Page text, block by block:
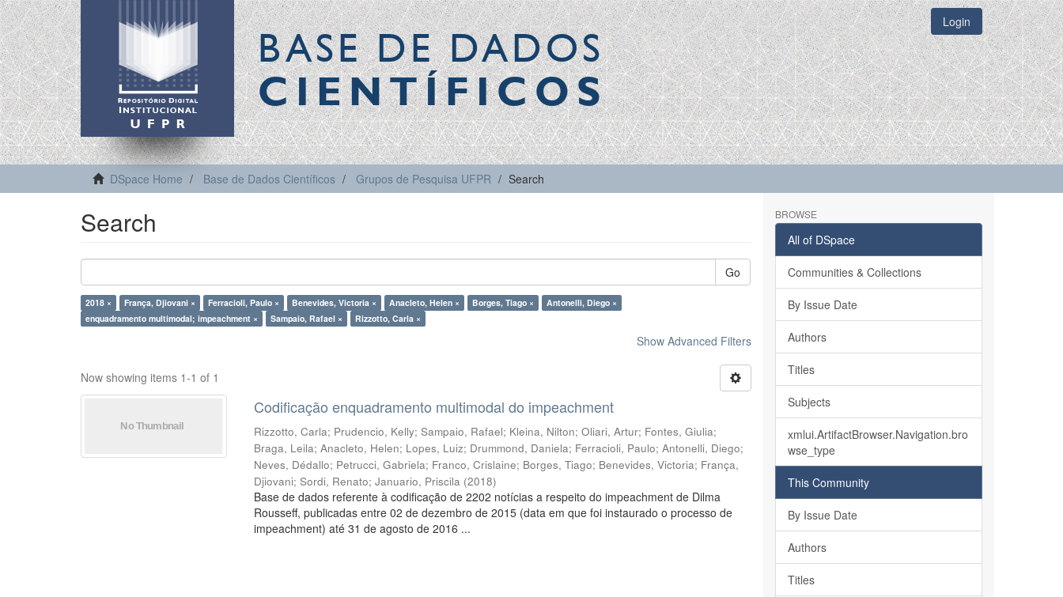
BASE DE DADOS
CIENTÍFICOS
Login
DSpace Home Base de Dados Científicos Grupos de Pesquisa UFPR Search
Search
Go
2018 × França, Djiovani × Ferracioli, Paulo × Benevides, Victoria × Anacleto, Helen × Borges, Tiago ×
Antonelli, Diego ×
enquadramento multimodal; impeachment ×
Sampaio, Rafael × Rizzotto, Carla ×
Show Advanced Filters
Now showing items 1-1 of 1
Codificação enquadramento multimodal do impeachment
Rizzotto, Carla; Prudencio, Kelly;Sampaio, Rafael; Kleina, Nilton;Oliari, Artur; Fontes, Giulia;
Braga, Leila;Anacleto, Helen; Lopes, Luiz; Drummond, Daniela; Ferracioli, Paulo;Antonelli, Diego;
Neves, Dédallo; Petrucci, Gabriela; Franco, Crislaine; Borges, Tiago; Benevides, Victoria; França,
Djiovani;Sordi, Renato;Januario, Priscila (2018)
Base de dados referente à codificação de 2202 notícias a respeito do impeachment de Dilma
Rousseff, publicadas entre 02 de dezembro de 2015 (data em que foi instaurado o processo de
impeachment) até 31 de agosto de 2016 ...
BROWSE
All of DSpace
Communities & Collections
By Issue Date
Authors
Titles
Subjects
xmlui.ArtifactBrowser.Navigation.bro
wse_type
This Community
By Issue Date
Authors
Titles